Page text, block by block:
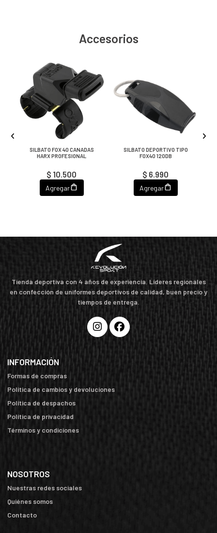
Accesorios
SILBATO FOX 40 CANADAS
HARX PROFESIONAL
$ 10.500
Agregar
SILBATO DEPORTIVO TIPO
FOX40 120DB
$ 6.990
Agregar
Tienda deportiva con 4 años de experiencia. Líderes regionales
en confección de uniformes deportivos de calidad, buen precio y
tiempos de entrega.
INFORMACIÓN
Formas de compras
Política de cambios y devoluciones
Política de despachos
Política de privacidad
Términos y condiciones
NOSOTROS
Nuestras redes sociales
Quiénes somos
Contacto